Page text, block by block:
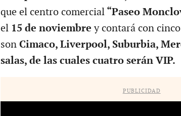
que el centro comercial“Paseo
el15 de noviembre y contará con
sonCimaco, Liverpool, Suburbia,
salas, de las cuales cuatro serán VIP.
PUBLICIDAD